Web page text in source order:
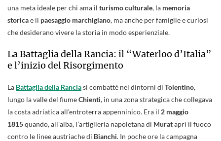
una meta ideale per chi ama il turismo culturale, la memoria
storicae il paesaggio marchigiano, ma anche per famiglie e curiosi
che desiderano vivere la storia in modo esperienziale.
La Battaglia della Rancia: il “Waterloo d’Italia”
e l’inizio del Risorgimento
La Battaglia della Ranciasi combatté nei dintorni di Tolentino,
lungo la valle del fiumeChienti, in una zona strategica che collegava
la costa adriatica all’entroterra appenninico. Era il 2 maggio
1815quando, all’alba, l’artiglieria napoletana di Murataprì il fuoco
contro le linee austriache di Bianchi. In poche ore la campagna